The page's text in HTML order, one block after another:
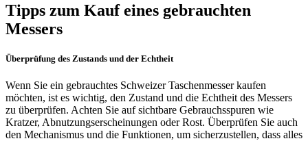
Tipps zum Kauf eines gebrauchten
Messers
Überprüfung des Zustands und der Echtheit
Wenn Sie ein gebrauchtes Schweizer Taschenmesser kaufen
möchten, ist es wichtig, den Zustand und die Echtheit des Messers
zu überprüfen. Achten Sie auf sichtbare Gebrauchsspuren wie
Kratzer, Abnutzungserscheinungen oder Rost. Überprüfen Sie auch
den Mechanismus und die Funktionen, um sicherzustellen, dass alles